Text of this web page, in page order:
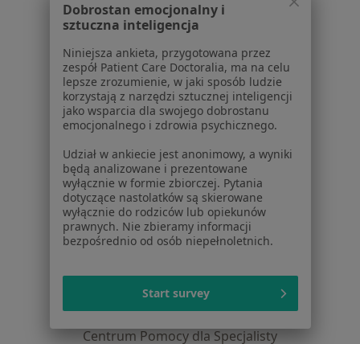
Dla pacjentów
Placówki medyczne
Pytania i odpowiedzi
Usługi i zabiegi
Choroby
Aplikacje mobilne
Blog dla pacjentów
Dla profesjonalistów
Cennik
Dla placówek medycznych
Noa Notes nowość
Baza wiedzy
Centrum Pomocy dla Specjalisty
Dobrostan emocjonalny i
sztuczna inteligencja
Niniejsza ankieta, przygotowana przez
zespół Patient Care Doctoralia, ma na celu
lepsze zrozumienie, w jaki sposób ludzie
korzystają z narzędzi sztucznej inteligencji
jako wsparcia dla swojego dobrostanu
emocjonalnego i zdrowia psychicznego.
Udział w ankiecie jest anonimowy, a wyniki
będą analizowane i prezentowane
wyłącznie w formie zbiorczej. Pytania
dotyczące nastolatków są skierowane
wyłącznie do rodziców lub opiekunów
prawnych. Nie zbieramy informacji
bezpośrednio od osób niepełnoletnich.
Start survey